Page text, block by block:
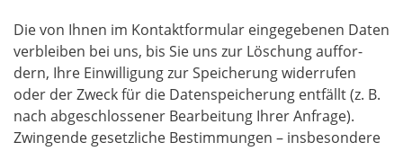
Die von Ihnen im Kon­takt­for­mu­lar ein­ge­ge­be­nen Daten
ver­blei­ben bei uns, bis Sie uns zur Löschung auf­for­
dern, Ihre Ein­wil­li­gung zur Spei­che­rung wider­ru­fen
oder der Zweck für die Daten­spei­che­rung ent­fällt (z. B.
nach abge­schlos­se­ner Bear­bei­tung Ihrer Anfra­ge).
Zwin­gen­de gesetz­li­che Bestim­mun­gen – ins­be­son­de­re